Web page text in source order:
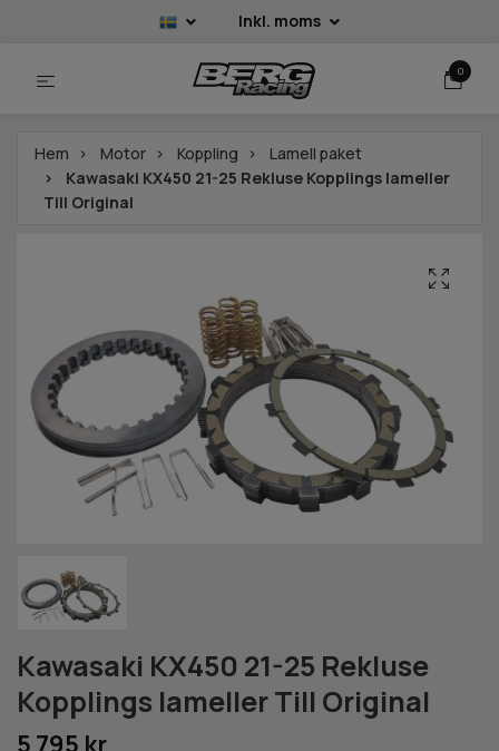
Inkl. moms
0
Hem Motor Koppling
Lamell paket
Kawasaki KX450 21-25 Rekluse Kopplings lameller
Till Original
Kawasaki KX450 21-25 Rekluse
Kopplings lameller Till Original
5 795 kr